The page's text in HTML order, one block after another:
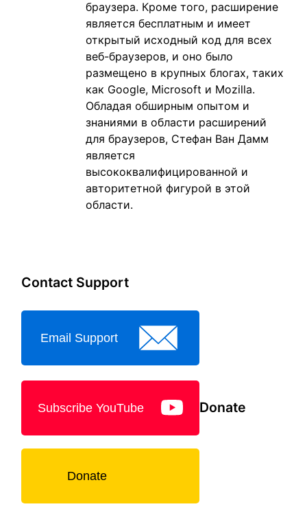
браузера. Кроме того, расширение
является бесплатным и имеет
открытый исходный код для всех
веб-браузеров, и оно было
размещено в крупных блогах, таких
как Google, Microsoft и Mozilla.
Обладая обширным опытом и
знаниями в области расширений
для браузеров, Стефан Ван Дамм
является
высококвалифицированной и
авторитетной фигурой в этой
области.
Contact Support
Email Support
Subscribe YouTube Donate
Donate